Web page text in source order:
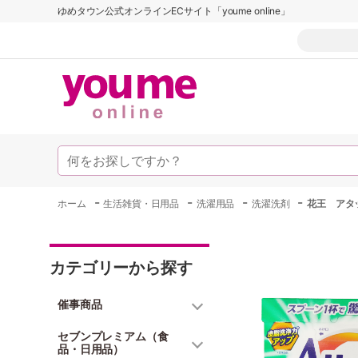
ゆめタウン公式オンラインECサイト「youme online」
ホーム -生活雑貨・日用品 - 洗濯用品 - 洗濯洗剤 -花王 アタ
カテゴリーから探す
催事商品
セブンプレミアム（食
品・日用品）